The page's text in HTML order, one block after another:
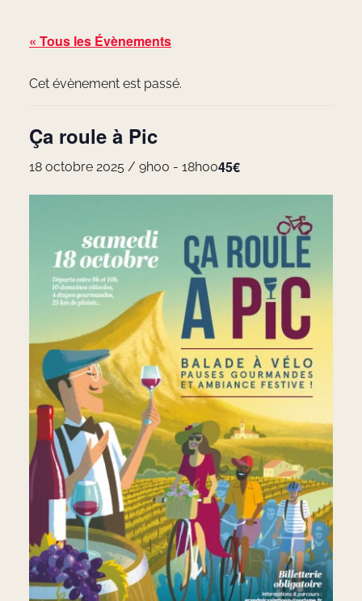
« Tous les Évènements
Cet évènement est passé.
Ça roule à Pic
18 octobre 2025 / 9h00 - 18h0045€